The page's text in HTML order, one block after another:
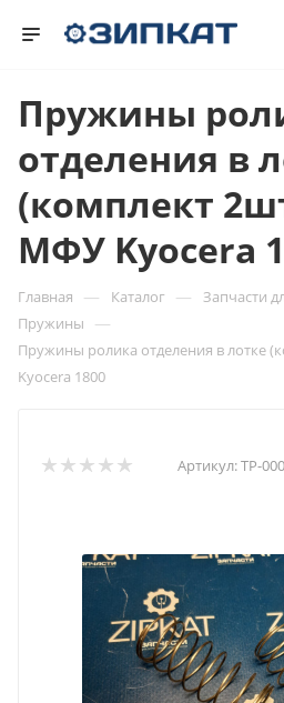
Пружины
отделения в
(комплект
МФУ Kyocera
Главная — Каталог — Запчасти
Пружины —
Пружины ролика отделения в лотке
Kyocera 1800
Артикул:ТР-